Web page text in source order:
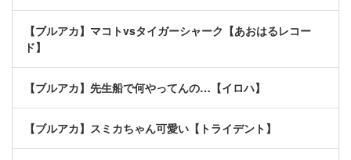
【ブルアカ】マコトvsタイガーシャーク【あおはるレコー
ド】
【ブルアカ】先生船で何やってんの…【イロハ】
【ブルアカ】スミカちゃん可愛い【トライデント】